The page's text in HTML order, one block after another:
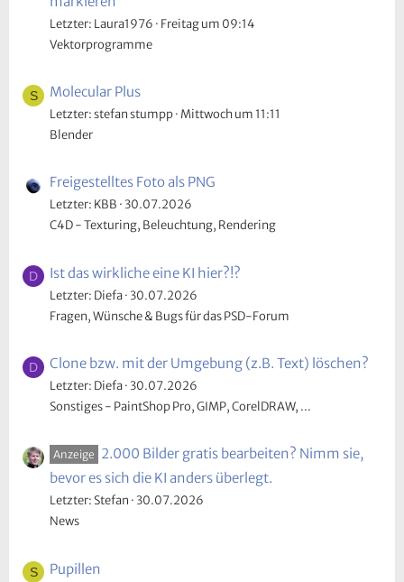
Letzter: Laura1976 Freitag um 09:14
Vektorprogramme
S Molecular Plus
Letzter: stefan stumpp Mittwoch um 11:11
Blender
Freigestelltes Foto als PNG
Letzter: KBB 30.07.2026
C4D - Texturing, Beleuchtung, Rendering
D Ist das wirkliche eine KI hier?!?
Letzter: Diefa 30.07.2026
Fragen, Wünsche & Bugs für das PSD-Forum
D Clone bzw. mit der Umgebung (z.B. Text) löschen?
Letzter: Diefa 30.07.2026
Sonstiges - PaintShop Pro, GIMP, CorelDRAW, ...
Anzeige 2.000 Bilder gratis bearbeiten? Nimm sie,
bevor es sich die KI anders überlegt.
Letzter: Stefan 30.07.2026
News
S Pupillen